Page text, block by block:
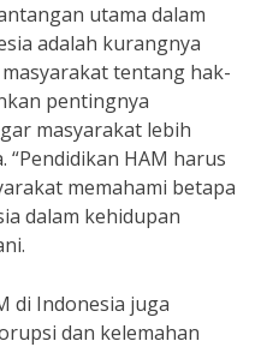
utama dalam
adalah kurangnya
tentang hak-
pentingnya
masyarakat lebih
HAM harus
memahami betapa
dalam kehidupan
di Indonesia juga
dan kelemahan